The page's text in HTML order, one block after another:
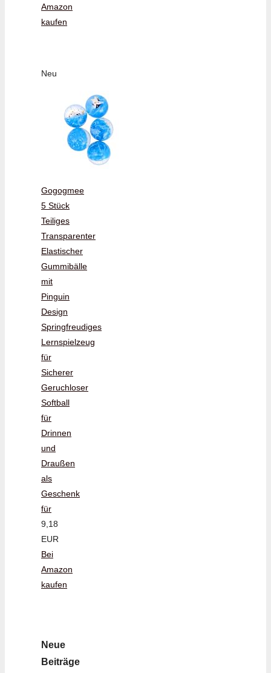
Amazon
kaufen
Neu
Gogogmee
5 Stück
Teiliges
Transparenter
Elastischer
Gummibälle
mit
Pinguin
Design
Springfreudiges
Lernspielzeug
für
Sicherer
Geruchloser
Softball
für
Drinnen
und
Draußen
als
Geschenk
für
9,18
EUR
Bei
Amazon
kaufen
Neue
Beiträge